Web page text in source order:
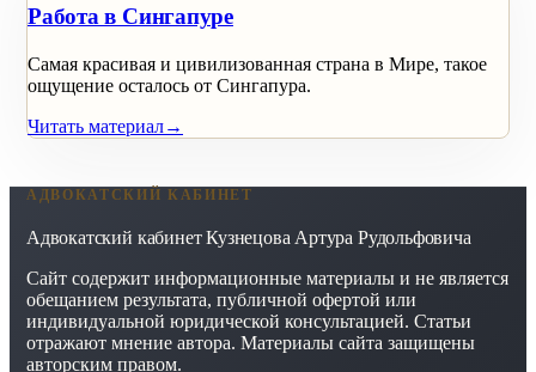
Работа в Сингапуре
Самая красивая и цивилизованная страна в Мире, такое
ощущение осталось от Сингапура.
Читать материал→
АДВОКАТСКИЙ КАБИНЕТ
Адвокатский кабинет Кузнецова Артура Рудольфовича
Сайт содержит информационные материалы и не является
обещанием результата, публичной офертой или
индивидуальной юридической консультацией. Статьи
отражают мнение автора. Материалы сайта защищены
авторским правом.